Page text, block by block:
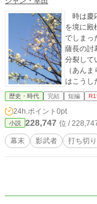
時は慶
を境に殿
でしまった本
薩長の討
分裂して
（あん
はこうし
歴史・時代 完結 短編
24h.ポイント 0pt
小説 228,747 位 /
幕末 影武者 打ち切り